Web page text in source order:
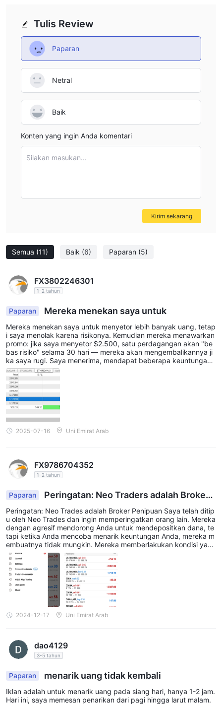
Semua (11) Baik (6) Paparan (5)
FX3802246301
1-2 tahun
Paparan Mereka menekan saya untuk
Mereka menekan saya untuk menyetor lebih banyak uang, tetap
i saya menolak karena risikonya. Kemudian mereka menawarkan
promo: jika saya menyetor $2.500, satu perdagangan akan "be
bas risiko" selama 30 hari — mereka akan mengembalikannya ji
ka saya rugi. Saya menerima, mendapat beberapa keuntungan,
kemudian kehilangan $1.000 dalam satu perdagangan. Awalnya
mereka menolak menanggungnya, baru setuju setelah saya men
gancam akan berhenti berinvestasi — tetapi mengembalikannya
sebagai bonus, bukan uang sungguhan. Saya terus berdagang,
melipatgandakannya menjadi $2.000. Tiba-tiba, akun saya diko
songkan — semua dana dan keuntungan hilang. Mereka mengkl
aim ada klausul tersembunyi yang memungkinkan mereka menc
abut bonus dan semua keuntungan jika saya tidak memenuhi vol
ume perdagangan dalam 30 hari. Ini terasa seperti jebakan, mer
ngat menyesatkan dan tidak etis.
2025-07-16 Uni Emirat Arab
FX9786704352
1-2 tahun
Paparan
Peringatan: Neo Traders adalah Broker
Penipuan
Peringatan: Neo Trades adalah Broker Penipuan Saya telah ditip
u oleh Neo Trades dan ingin memperingatkan orang lain. Mereka
dengan agresif mendorong Anda untuk mendepositkan dana, te
tapi ketika Anda mencoba menarik keuntungan Anda, mereka m
embuatnya tidak mungkin. Mereka memberlakukan kondisi yang
tidak masuk akal, menuntut volume perdagangan sebesar $35 j
uta untuk menarik hanya $1.000. Ketika ditanya, mereka bersem
bunyi di balik buku "syarat dan ketentuan" mereka. Hati-hati de
ngan ulasan positif yang dibuat-buat mereka yang dirancang un
tuk menjebak pelanggan baru. Jauhkan diri dari Neo Trades dan
jangan terjebak oleh trik mereka. Bagikan ini untuk melindungi or
2024-12-17 Uni Emirat Arab
dao4129
3-5 tahun
Paparan menarik uang tidak kembali
Iklan adalah untuk menarik uang pada siang hari, hanya 1-2 jam.
Hari ini, saya memesan penarikan dari pagi hingga larut malam.
Tulis Review
Paparan
Netral
Baik
Konten yang ingin Anda komentari
Silakan masukan...
Kirim sekarang